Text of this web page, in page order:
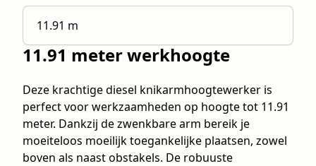
11.91 m
11.91 meter werkhoogte
Deze krachtige diesel knikarmhoogtewerker is
perfect voor werkzaamheden op hoogte tot 11.91
meter. Dankzij de zwenkbare arm bereik je
moeiteloos moeilijk toegankelijke plaatsen, zowel
boven als naast obstakels. De robuuste